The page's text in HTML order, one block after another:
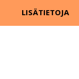
LISÄTIETOJA